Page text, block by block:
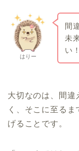
はりー
間
未
い！
大切なのは、間違
く、そこに至る
げることです。